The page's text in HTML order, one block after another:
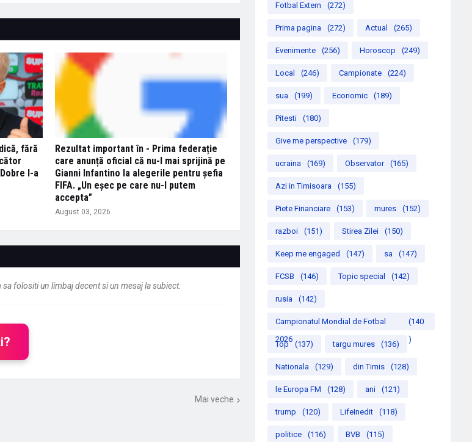
fără
l-a
Rezultat important în - Prima federație
care anunță oficial că nu-l mai sprijină pe
Gianni Infantino la alegerile pentru șefia
FIFA. „Un eşec pe care nu-l putem
accepta”
August 03, 2026
folositi un limbaj decent si un mesaj la subiect.
Mai veche
Fotbal Extern (272)
Prima pagina (272) Actual (265)
Evenimente (256) Horoscop (249)
Local (246) Campionate (224)
sua (199) Economic (189)
Pitesti (180)
Give me perspective (179)
ucraina (169) Observator (165)
Azi in Timisoara (155)
Piete Financiare (153) mures (152)
razboi (151) Stirea Zilei (150)
Keep me engaged (147) sa (147)
FCSB (146) Topic special (142)
rusia (142)
Campionatul Mondial de Fotbal
2026
(140
)
Top (137) targu mures (136)
Nationala (129) din Timis (128)
le Europa FM (128) ani (121)
trump (120) LifeInedit (118)
politice (116) BVB (115)